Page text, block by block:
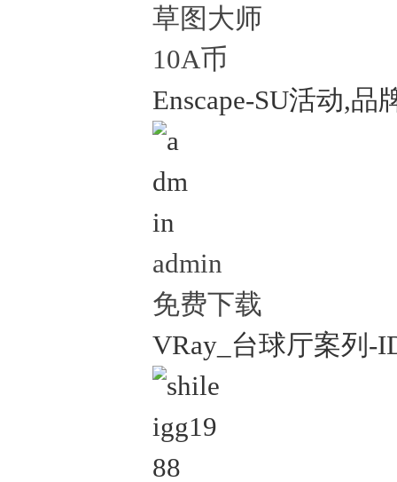
草图大师
10A币
Enscape-SU活动,品
admin
免费下载
VRay_台球厅案列-